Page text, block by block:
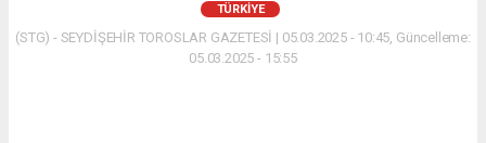
TÜRKIYE
(STG) - SEYDİŞEHİR TOROSLAR GAZETESİ | 05.03.2025 - 10:45, Güncelleme:
05.03.2025 - 15:55